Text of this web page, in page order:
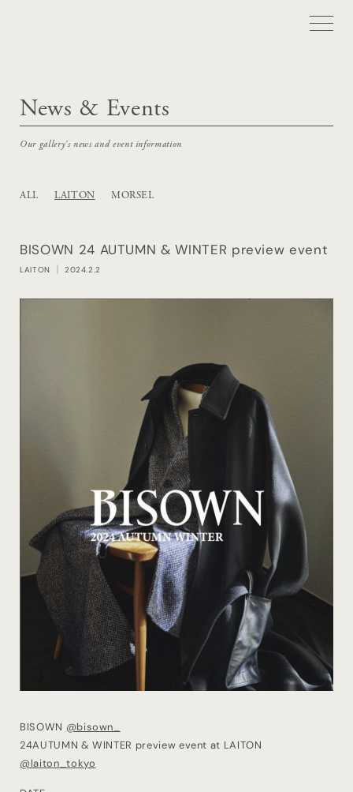
News & Events
Our gallery's news and event information
ALL LAITON MORSEL
BISOWN 24 AUTUMN & WINTER preview event
LAITON ｜ 2024.2.2
BISOWN @bisown_
24AUTUMN & WINTER preview event at LAITON
@laiton_tokyo